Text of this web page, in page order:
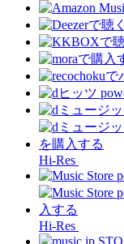
Hi-Res
Hi-Res